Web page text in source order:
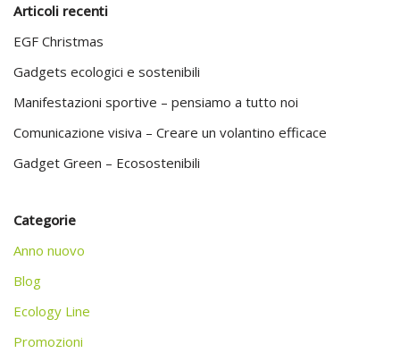
Articoli recenti
EGF Christmas
Gadgets ecologici e sostenibili
Manifestazioni sportive – pensiamo a tutto noi
Comunicazione visiva – Creare un volantino efficace
Gadget Green – Ecosostenibili
Categorie
Anno nuovo
Blog
Ecology Line
Promozioni